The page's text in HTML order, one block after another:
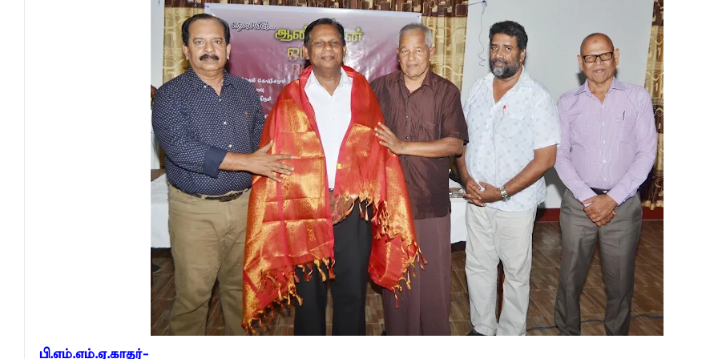
தீகவாபியில் பயிர்ச்செய்கைகள் நாசம்- அறுவடைக்குத் தயாராகவிருந்த நெல் வயல்களை துவம்சம் செய்த
தென்கிழக்குப் பல்கலைக்கழகத்திற்கு மேலும் ஓர் பெருமை
தென்கிழக்குப் பல்கலையில் மூன்று நாட்கள், ஒன்பது அமர்வுகள்; 3,397 பட்டதாரிகளுக்கு பட்டங்கள் –
நினைவுப் பதக்கங்கள் மற்றும் சிறப்புப் பரிசுகள்
இலங்கை அஹ்திய்யா பாடசாலைகளின் 75ஆவது ஆண்டு பவள விழா ஏற்பாடுகள் தொடர்பாக அம்பாறை
தென்கிழக்குப் பல்கலைக்கழக ஊழியர் சங்கத்தின் புதிய செயலாளராக நாபி எம். முஸ்னி பதவியேற்பு
வியப்பில் ஆழ்த்தும் விபூதி மலை! – கதிர்காமத்தின் மறைந்திருக்கும் அதிசயம்
சாய்ந்தமருது லீடர் அஸ்ரப் வித்தியாலயத்தில் சுற்றாடல் சார் செயற்பாட்டு முகாம்
சாய்ந்தமருது ரியல் பிளாஸ்டர் விளையாட்டுக் கழகத்தின் ரீஜென்சி டி20 பிளாஸ்ட் கிரிக்கெட் சுற்றுப்போட்டி
நிதி மோசடிகளைத் தடுப்பதற்காக மத்திய வங்கி – பொலிஸார் இணைந்து அம்பாறையில் விசேட விழிப்புணர்வு
பொலிஸ் சிறைக்கூடத்தை வீடியோ எடுத்த சந்தேக நபருக்கு சரீரப் பிணை-கல்முனை நீதிவான் நீதிமன்றம்
பாரம்பரிய அரசியலுக்கு முற்றுப்புள்ளியா? இடதுசாரிக் கொள்கையை நோக்கி வடகிழக்கு மக்கள்
2026 - 2027 இல் வலுவான El Niño உருவாகிறது: இலங்கை - இந்தியாவுக்கு வறட்சி, வெள்ளம் மற்றும்
பி.எம்.எம்.ஏ.காதர்-